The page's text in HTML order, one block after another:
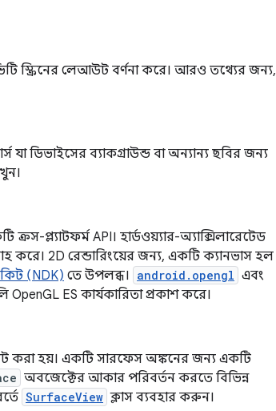
স্ক্রিনের লেআউট বর্ণনা করে। আরও তথ্যের জন্য,
ডিভাইসের ব্যাকগ্রাউন্ড বা অন্যান্য ছবির জন্য
প্ল্যাটফর্ম API। হার্ডওয়্যার-অ্যাক্সিলারেটেড
করে। 2D রেন্ডারিংয়ের জন্য, একটি ক্যানভাস হল
(NDK) তে উপলব্ধ। android.opengl এবং
ES কার্যকারিতা প্রকাশ করে।
করা হয়। একটি সারফেস অঙ্কনের জন্য একটি
অবজেক্টের আকার পরিবর্তন করতে বিভিন্ন
SurfaceView ক্লাস ব্যবহার করুন।